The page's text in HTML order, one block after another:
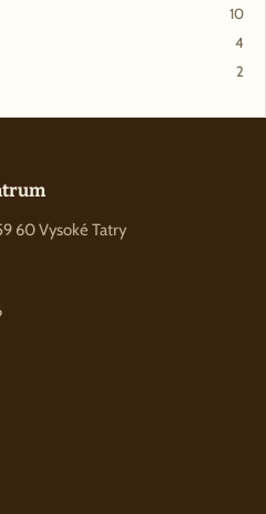
10
4
2
60 Vysoké Tatry